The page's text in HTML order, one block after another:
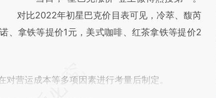
对比2022年初星巴克价目表可见，冷萃、馥芮
、拿铁等提价1元，美式咖啡、红茶拿铁等提价2
营运成本等多项因素进行考量后制定。